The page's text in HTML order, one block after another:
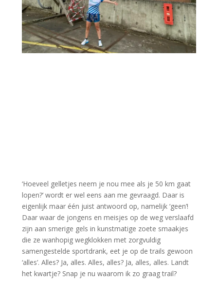
‘Hoeveel gelletjes neem je nou mee als je 50 km gaat
lopen?’ wordt er wel eens aan me gevraagd. Daar is
eigenlijk maar één juist antwoord op, namelijk ‘geen’!
Daar waar de jongens en meisjes op de weg verslaafd
zijn aan smerige gels in kunstmatige zoete smaakjes
die ze wanhopig wegklokken met zorgvuldig
samengestelde sportdrank, eet je op de trails gewoon
‘alles’. Alles? Ja, alles. Alles, alles? Ja, alles, alles. Landt
het kwartje? Snap je nu waarom ik zo graag trail?